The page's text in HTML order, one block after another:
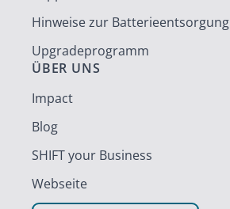
Hinweise zur Batterieentsorgung
Upgradeprogramm
ÜBER UNS
Impact
Blog
SHIFT your Business
Webseite